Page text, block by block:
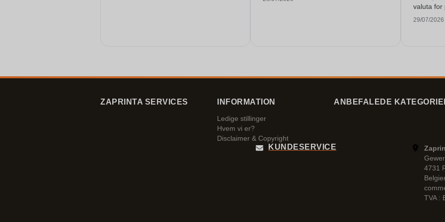
valuta for
29/07/2026
ZAPRINTA SERVICES INFORMATION
Ledige stillinger
Hvem vi er?
Disclaimer & Copyright
ANBEFALEDE
KUNDESERVICE
4731
TVA :